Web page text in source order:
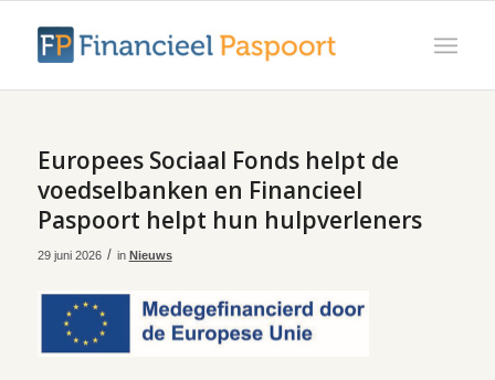
Europees Sociaal Fonds helpt de
voedselbanken en Financieel
Paspoort helpt hun hulpverleners
29 juni 2026 / in Nieuws